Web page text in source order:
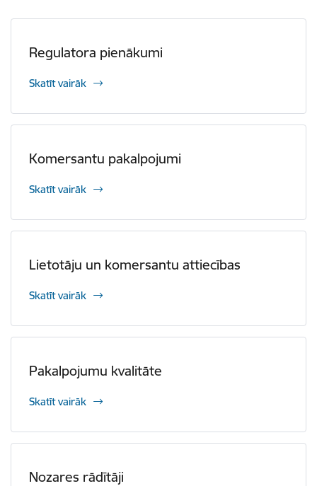
Regulatora pienākumi
Skatīt vairāk
Komersantu pakalpojumi
Skatīt vairāk
Lietotāju un komersantu attiecības
Skatīt vairāk
Pakalpojumu kvalitāte
Skatīt vairāk
Nozares rādītāji